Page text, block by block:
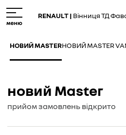
to
main
RENAULT | Вінниця ТД
НОВИЙ MASTERНОВИЙ MASTER
новий Master
прийом замовлень відкрито